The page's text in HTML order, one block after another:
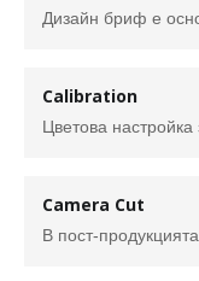
Calibration
Camera Cut